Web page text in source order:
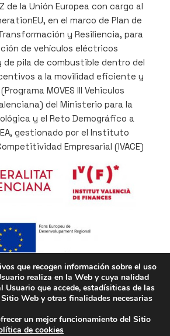
que recogen información sobre el uso
realiza en la Web y cuya nalidad
Usuario que accede, estadísiticas de las
Web y otras finalidades necesarias
un mejor funcionamiento del Sitio
de cookies
de la Unión Europea con cargo al
en el marco de Plan de
y Resiliencia, para
de vehículos eléctricos
pila de combustible dentro del
a la movilidad eficiente y
MOVES III Vehiculos
del Ministerio para la
y el Reto Demográfico a
gestionado por el Instituto
Empresarial (IVACE)
la Unió Europea a través del
del Fons Europeu de
2014-2020, com a part de la